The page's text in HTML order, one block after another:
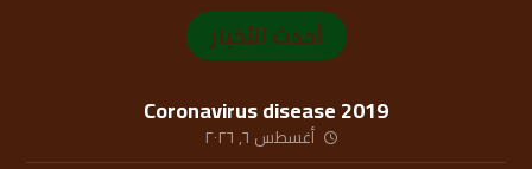
أحدث الأخبار
Coronavirus disease 2019
أغسطس ٦, ٢٠٢٦